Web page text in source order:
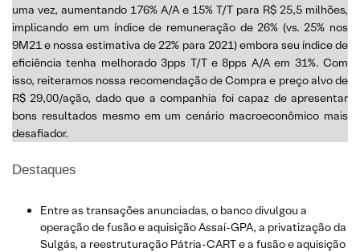
uma vez, aumentando 176% A/A e 15% T/T para R$ 25,5 milhões,
implicando em um índice de remuneração de 26% (vs. 25% nos
9M21 e nossa estimativa de 22% para 2021) embora seu índice de
eficiência tenha melhorado 3pps T/T e 8pps A/A em 31%. Com
isso, reiteramos nossa recomendação de Compra e preço alvo de
R$ 29,00/ação, dado que a companhia foi capaz de apresentar
bons resultados mesmo em um cenário macroeconômico mais
desafiador.
Destaques
Entre as transações anunciadas, o banco divulgou a
operação de fusão e aquisição Assaí-GPA, a privatização da
Sulgás, a reestruturação Pátria-CART e a fusão e aquisição